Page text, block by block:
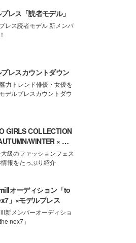
レス「読者モデル」
レス読者モデル 新メンバ
レスカウントダウン
力トレンド俳優・女優を
デルプレスカウントダウ
GIRLS COLLECTION
WINTER × モ
ス
級のファッションフェス
情報をたっぷり紹介
オーディション「to
」×モデルプレス
新メンバーオーディショ
nex7」